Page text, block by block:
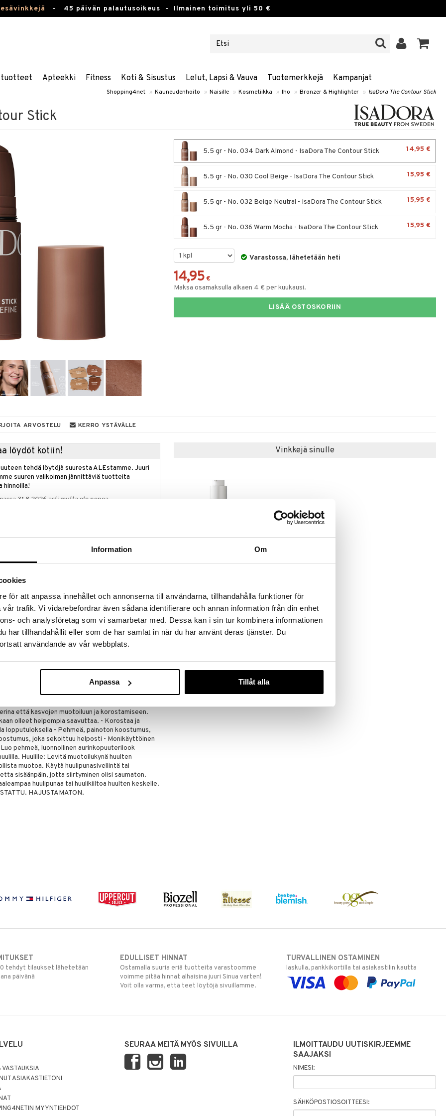
Information Om
för att anpassa innehållet och annonserna till användarna, tillhandahålla funktioner för
trafik. Vi vidarebefordrar även sådana identifierare och annan information från din enhet
och analysföretag som vi samarbetar med. Dessa kan i sin tur kombinera informationen
har tillhandahållit eller som de har samlat in när du har använt deras tjänster. Du
användande av vår webbplats.
Anpassa Tillåt alla
- 45 päivän palautusoikeus - Ilmainen toimitus yli 50 €
Apteekki Fitness Koti & Sisustus Lelut, Lapsi & Vauva Tuotemerkkejä Kampanjat
Shopping4net » Kauneudenhoito » Naisille » Kosmetiikka » Iho » Bronzer & Highlighter » IsaDora The Contour Stick
Stick
5.5 gr - No. 034 Dark Almond - IsaDora The Contour Stick 14,95 €
5.5 gr - No. 030 Cool Beige - IsaDora The Contour Stick 15,95 €
5.5 gr - No. 032 Beige Neutral - IsaDora The Contour Stick 15,95 €
5.5 gr - No. 036 Warm Mocha - IsaDora The Contour Stick 15,95 €
Varastossa, lähetetään heti
14,95 €
Maksa osamaksulla alkaen 4 € per kuukausi.
LISÄÄ OSTOSKORIIN
ARVOSTELU KERRO YSTÄVÄLLE
löydöt kotiin!
tehdä löytöjä suuresta ALEstamme. Juuri
suuren valikoiman jännittäviä tuotteita
hinnoilla!
31.8.2026 asti mutta ole nopea -
päälle
Volume Mascara IsaDorailta kaupan päälle, arvo
automaattisesti kassalle.
voimassa niin kauan kuin tuotteita riittää.
voidemainen muotoilukynä on nyt päivitetty
sen kevyt koostumus sulautuu helposti kasvojesi
luonnollisen "valo- ja varjoefektin". Kätevä
että kasvojen muotoiluun ja korostamiseen.
olleet helpompia saavuttaa. - Korostaa ja
lopputuloksella - Pehmeä, painoton koostumus,
joka sekoittuu helposti - Monikäyttöinen
pehmeä, luonnollinen aurinkopuuterilook
Huulille: Levitä muotoilukynä huulten
muotoa. Käytä huulipunasivellintä tai
sisäänpäin, jotta siirtyminen olisi saumaton.
huulipunaa tai huulikiiltoa huulten keskelle.
HAJUSTAMATON.
Vinkkejä sinulle
Saatavana useana
17,95 €
tehdyt tilaukset lähetetään
päivänä
EDULLISET HINNAT
Ostamalla suuria eriä tuotteita varastoomme
voimme pitää hinnat alhaisina juuri Sinua varten!
Voit olla varma, että teet löytöjä sivuillamme.
TURVALLINEN OSTAMINEN
laskulla, pankkikortilla tai asiakastilin kautta
ASIAKASTIETONI
MYYNTIEHDOT
SEURAA MEITÄ MYÖS SIVUILLA
ILMOITTAUDU UUTISKIRJEEMME
SAAJAKSI
NIMESI:
SÄHKÖPOSTIOSOITTEESI: